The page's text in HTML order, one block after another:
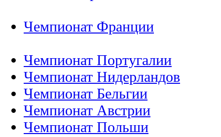
Чемпионат Франции
Чемпионат Португалии
Чемпионат Нидерландов
Чемпионат Бельгии
Чемпионат Австрии
Чемпионат Польши